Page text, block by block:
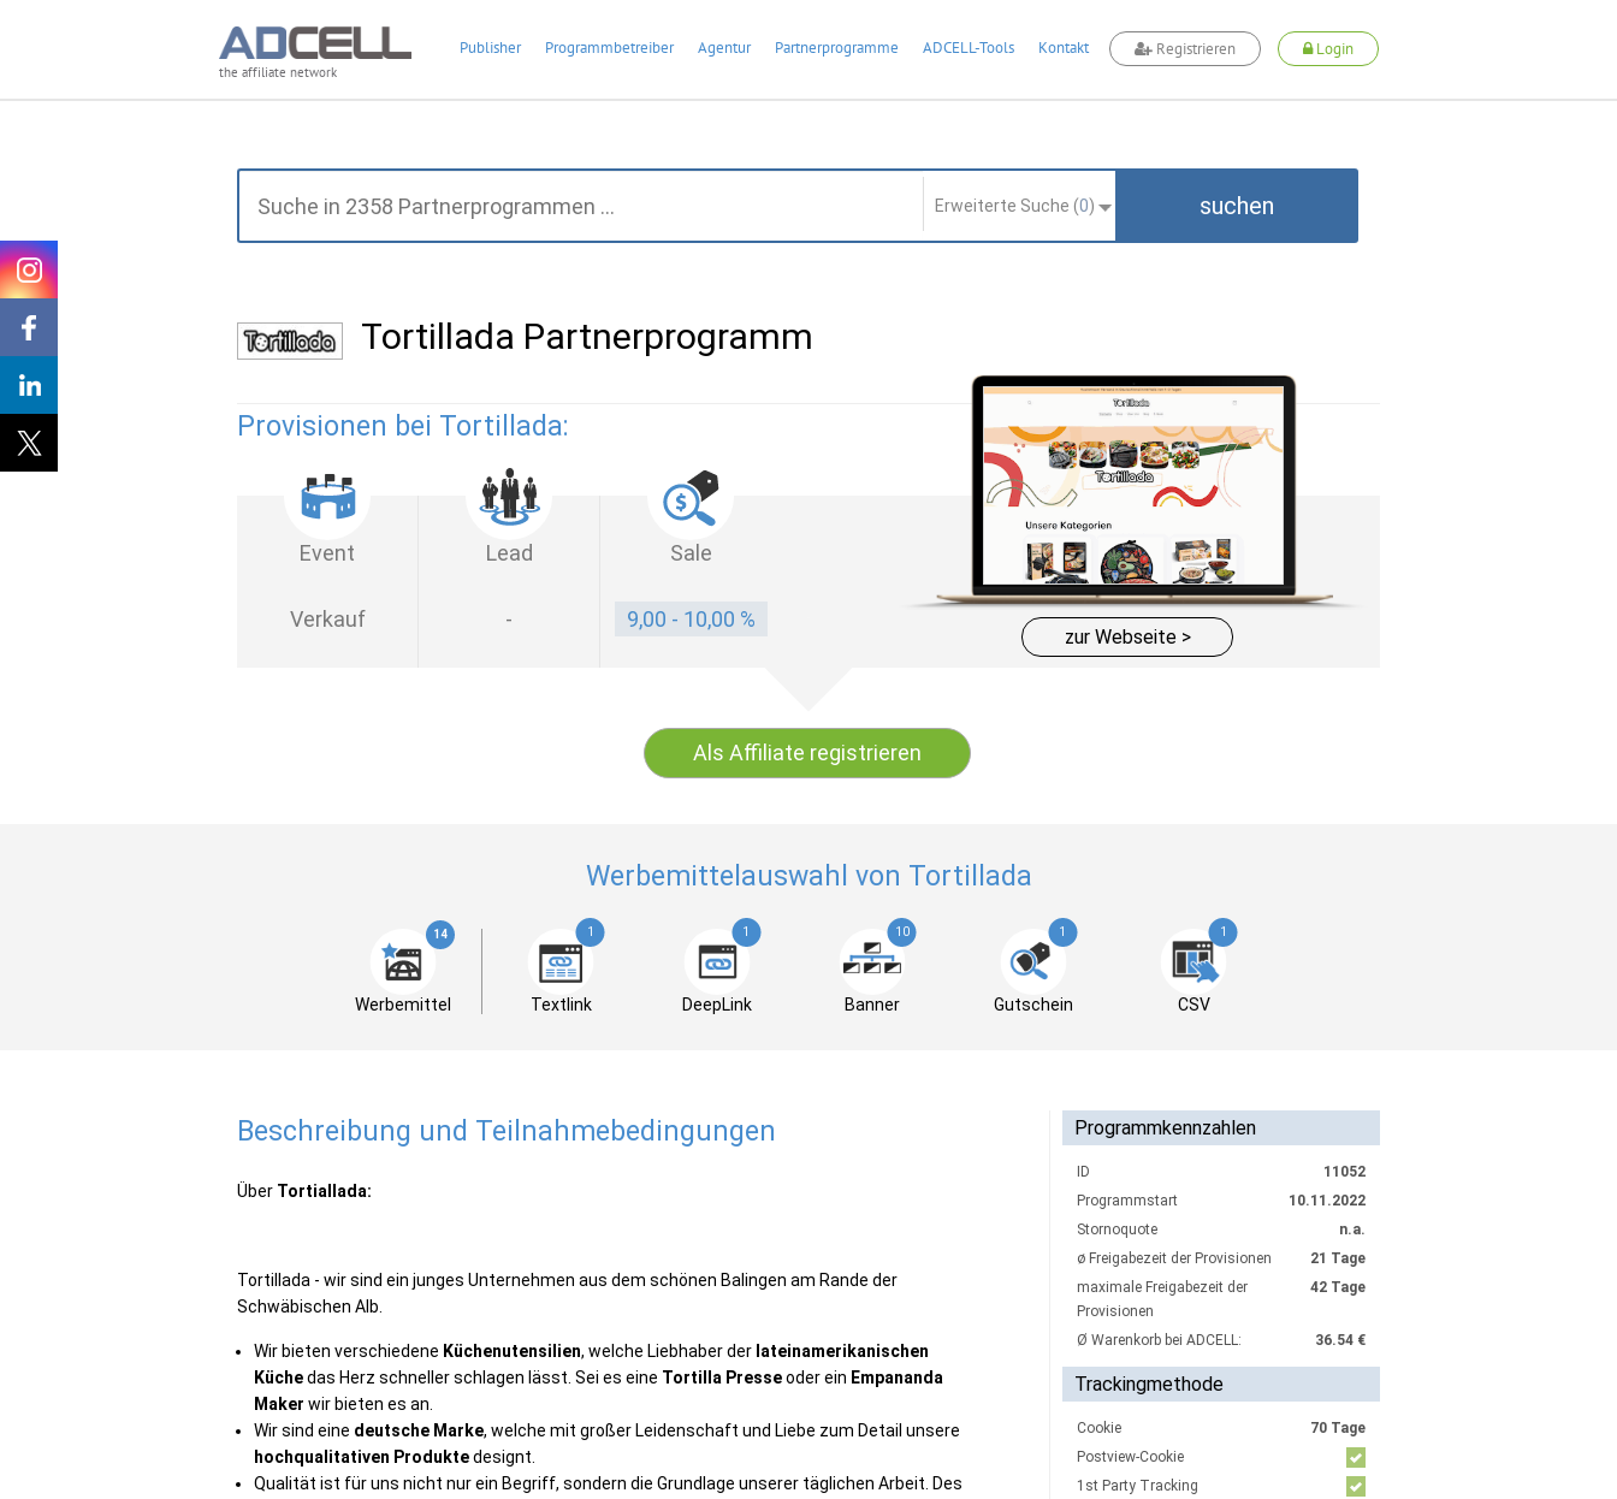
the affiliate network
Publisher Programmbetreiber Agentur Partnerprogramme ADCELL-Tools Kontakt Registrieren Login
Erweiterte Suche (0) suchen
Tortillada Partnerprogramm
Provisionen bei Tortillada:
Event Lead Sale
Verkauf - 9,00 - 10,00 %
zur Webseite >
Als Affiliate registrieren
Werbemittelauswahl von Tortillada
14
Werbemittel
1
Textlink
1
DeepLink
10
Banner
1
Gutschein
1
CSV
Beschreibung und Teilnahmebedingungen
Über Tortiallada:
Tortillada - wir sind ein junges Unternehmen aus dem schönen Balingen am Rande der
Schwäbischen Alb.
Wir bieten verschiedene Küchenutensilien, welche Liebhaber der lateinamerikanischen
Küchedas Herz schneller schlagen lässt. Sei es eine Tortilla Presseoder ein Empananda
Maker wir bieten es an.
Wir sind eine deutsche Marke, welche mit großer Leidenschaft und Liebe zum Detail unsere
hochqualitativen Produktedesignt.
Qualität ist für uns nicht nur ein Begriff, sondern die Grundlage unserer täglichen Arbeit. Des
Programmkennzahlen
ID
11052
Programmstart
10.11.2022
Stornoquote
n.a.
ø Freigabezeit der Provisionen
21 Tage
maximale Freigabezeit der
Provisionen
42 Tage
Ø Warenkorb bei ADCELL: 36.54 €
Trackingmethode
Cookie
70 Tage
Postview-Cookie
1st Party Tracking